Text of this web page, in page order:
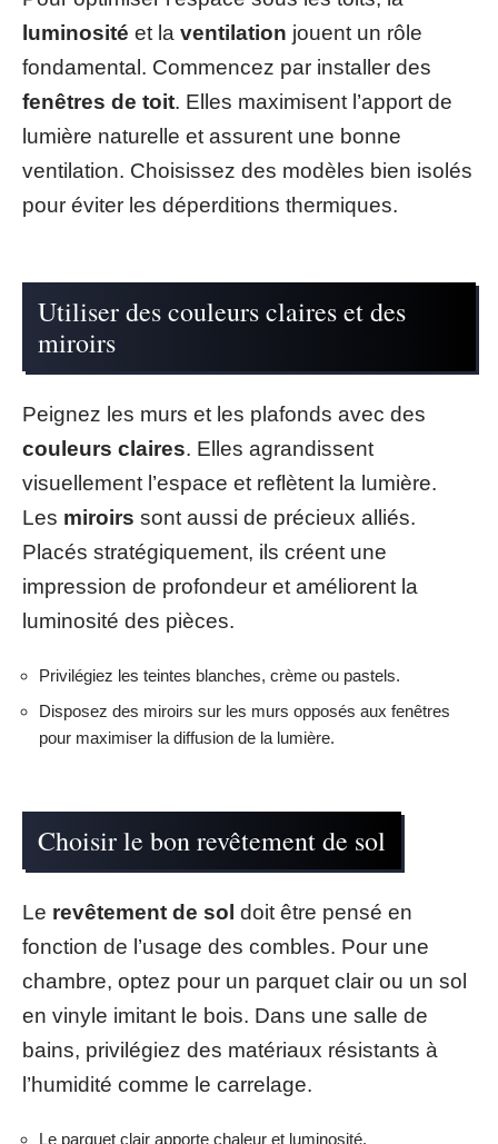
luminosité et la ventilation jouent un rôle
fondamental. Commencez par installer des
fenêtres de toit. Elles maximisent l’apport de
lumière naturelle et assurent une bonne
ventilation. Choisissez des modèles bien isolés
pour éviter les déperditions thermiques.
Utiliser des couleurs claires et des
miroirs
Peignez les murs et les plafonds avec des
couleurs claires. Elles agrandissent
visuellement l’espace et reflètent la lumière.
Les miroirs sont aussi de précieux alliés.
Placés stratégiquement, ils créent une
impression de profondeur et améliorent la
luminosité des pièces.
Privilégiez les teintes blanches, crème ou pastels.
Disposez des miroirs sur les murs opposés aux fenêtres
pour maximiser la diffusion de la lumière.
Choisir le bon revêtement de sol
Le revêtement de sol doit être pensé en
fonction de l’usage des combles. Pour une
chambre, optez pour un parquet clair ou un sol
en vinyle imitant le bois. Dans une salle de
bains, privilégiez des matériaux résistants à
l’humidité comme le carrelage.
Le parquet clair apporte chaleur et luminosité.